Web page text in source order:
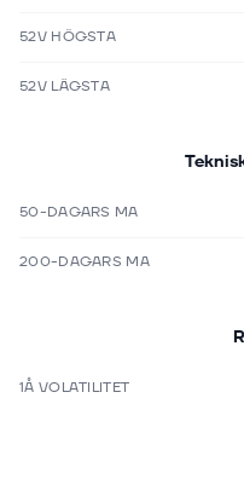
52V HÖGSTA
52V LÄGSTA
50-DAGARS MA
200-DAGARS MA
1Å VOLATILITET